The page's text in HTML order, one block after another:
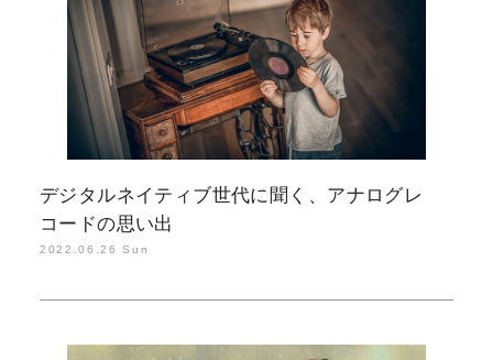
デジタルネイティブ世代に聞く、アナログレ
コードの思い出
2022.06.26 Sun